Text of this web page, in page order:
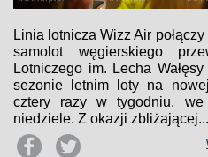
Linia lotnicza Wizz Air
samolot węgierskiego
Lotniczego im. Lecha
sezonie letnim loty na
cztery razy w tygodniu,
niedziele. Z okazji zbliżającej...